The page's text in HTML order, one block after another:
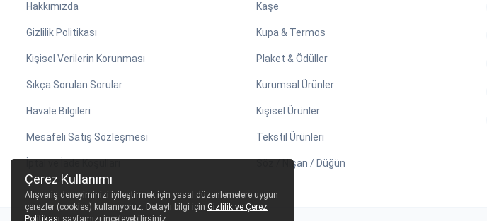
Hakkımızda
Gizlilik Politikası
Kişisel Verilerin Korunması
Sıkça Sorulan Sorular
Havale Bilgileri
Mesafeli Satış Sözleşmesi
Kaşe
Kupa & Termos
Plaket & Ödüller
Kurumsal Ürünler
Kişisel Ürünler
Tekstil Ürünleri
Söz / Nişan / Düğün
Çerez Kullanımı
Alışveriş deneyiminizi iyileştirmek için yasal düzenlemelere uygun
çerezler (cookies) kullanıyoruz. Detaylı bilgi için Gizlilik ve Çerez
Politikası sayfamızı inceleyebilirsiniz.